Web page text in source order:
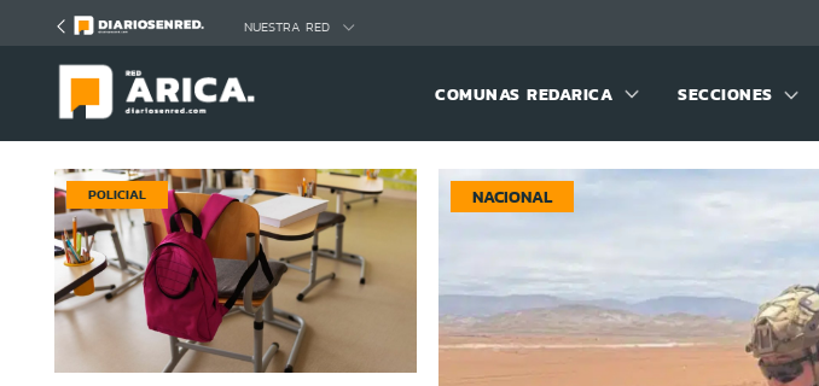
Click acá para ir directamente al contenido
NUESTRA RED
COMUNAS REDARICA SECCIONES
POLICIAL NACIONAL